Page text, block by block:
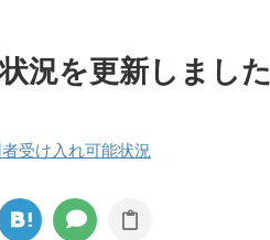
況を更新しました
受け入れ可能状況